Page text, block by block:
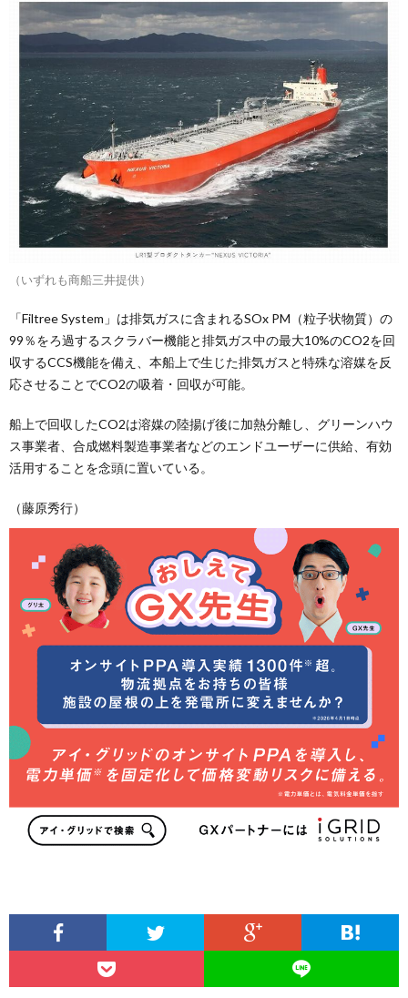
（いずれも商船三井提供）
「Filtree System」は排気ガスに含まれるSOx PM（粒子状物質）の
99％をろ過するスクラバー機能と排気ガス中の最大10%のCO2を回
収するCCS機能を備え、本船上で生じた排気ガスと特殊な溶媒を反
応させることでCO2の吸着・回収が可能。
船上で回収したCO2は溶媒の陸揚げ後に加熱分離し、グリーンハウ
ス事業者、合成燃料製造事業者などのエンドユーザーに供給、有効
活用することを念頭に置いている。
（藤原秀行）